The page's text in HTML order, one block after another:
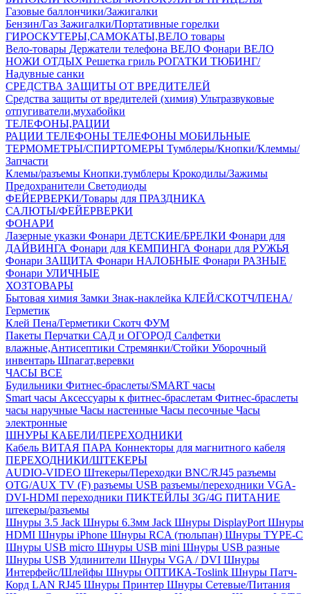
Газовые баллончики/Зажигалки
Бензин/Газ Зажигалки/Портативные горелки
ГИРОСКУТЕРЫ,САМОКАТЫ,ВЕЛО товары
Вело-товары Держатели телефона ВЕЛО Фонари ВЕЛО
НОЖИ ОТДЫХ Решетка гриль РОГАТКИ ТЮБИНГ/
Надувные санки
СРЕДСТВА ЗАЩИТЫ ОТ ВРЕДИТЕЛЕЙ
Средства защиты от вредителей (химия) Ультразвуковые
отпугиватели,мухабойки
ТЕЛЕФОНЫ,РАЦИИ
РАЦИИ ТЕЛЕФОНЫ ТЕЛЕФОНЫ МОБИЛЬНЫЕ
ТЕРМОМЕТРЫ/СПИРТОМЕРЫ Тумблеры/Кнопки/Клеммы/
Запчасти
Клемы/разъемы Кнопки,тумблеры Крокодилы/Зажимы
Предохранители Светодиоды
ФЕЙЕРВЕРКИ/Товары для ПРАЗДНИКА
САЛЮТЫ/ФЕЙЕРВЕРКИ
ФОНАРИ
Лазерные указки Фонари ДЕТСКИЕ/БРЕЛКИ Фонари для
ДАЙВИНГА Фонари для КЕМПИНГА Фонари для РУЖЬЯ
Фонари ЗАЩИТА Фонари НАЛОБНЫЕ Фонари РАЗНЫЕ
Фонари УЛИЧНЫЕ
ХОЗТОВАРЫ
Бытовая химия Замки Знак-наклейка КЛЕЙ/СКОТЧ/ПЕНА/
Герметик
Клей Пена/Герметики Скотч ФУМ
Пакеты Перчатки САД и ОГОРОД Салфетки
влажные,Антисептики Стремянки/Стойки Уборочный
инвентарь Шпагат,веревки
ЧАСЫ ВСЕ
Будильники Фитнес-браслеты/SMART часы
Smart часы Аксессуары к фитнес-браслетам Фитнес-браслеты
часы наручные Часы настенные Часы песочные Часы
электронные
ШНУРЫ КАБЕЛИ/ПЕРЕХОДНИКИ
Кабель ВИТАЯ ПАРА Коннекторы для магнитного кабеля
ПЕРЕХОДНИКИ/ШТЕКЕРЫ
AUDIO-VIDEO Штекеры/Переходки BNC/RJ45 разъемы
OTG/AUX TV (F) разъемы USB разъемы/переходники VGA-
DVI-HDMI переходники ПИКТЕЙЛЫ 3G/4G ПИТАНИЕ
штекеры/разъемы
Шнуры 3.5 Jack Шнуры 6.3мм Jack Шнуры DisplayPort Шнуры
HDMI Шнуры iPhone Шнуры RCA (тюльпан) Шнуры TYPE-C
Шнуры USB micro Шнуры USB mini Шнуры USB разные
Шнуры USB Удлинители Шнуры VGA / DVI Шнуры
Интерфейс/Шлейфы Шнуры ОПТИКА-Toslink Шнуры Патч-
Корд LAN RJ45 Шнуры Принтер Шнуры Сетевые/Питания